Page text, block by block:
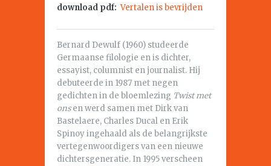
download pdf: Vertalen is bevrijden
Bernard Dewulf (1960) studeerde
Germaanse filologie en is dichter,
essayist, columnist en journalist. Hij
debuteerde in 1987 met negen
gedichten in de bloemlezing Twist met
onsen werd samen met Dirk van
Bastelaere, Charles Ducal en Erik
Spinoy ingehaald als de belangrijkste
vertegenwoordigers van een nieuwe
dichtersgeneratie. In 1995 verscheen